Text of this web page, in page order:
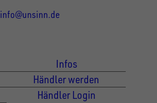
info@unsinn.de
Infos
Händler werden
Händler Login